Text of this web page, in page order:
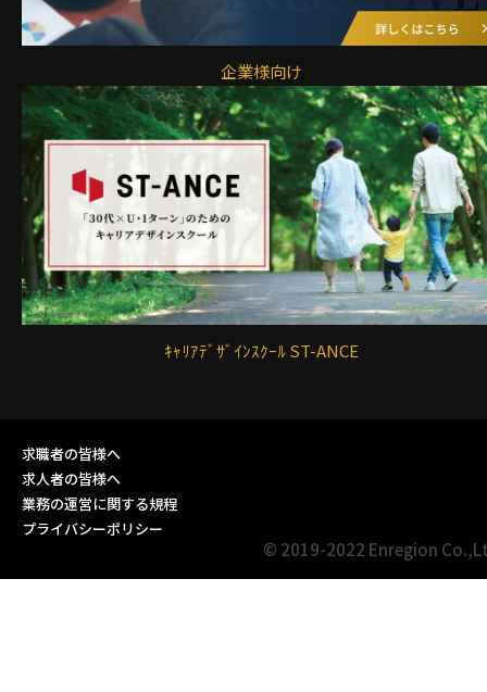
企業様向け
ｷｬﾘｱﾃﾞｻﾞｲﾝｽｸｰﾙ ST-ANCE
求職者の皆様へ
求人者の皆様へ
業務の運営に関する規程
プライバシーポリシー
© 2019-2022 Enregion